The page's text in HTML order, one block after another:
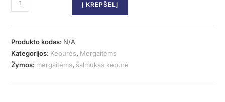
Į KREPŠELĮ
Produkto kodas: N/A
Kategorijos: Kepurės, Mergaitėms
Žymos: mergaitėms, šalmukas kepurė